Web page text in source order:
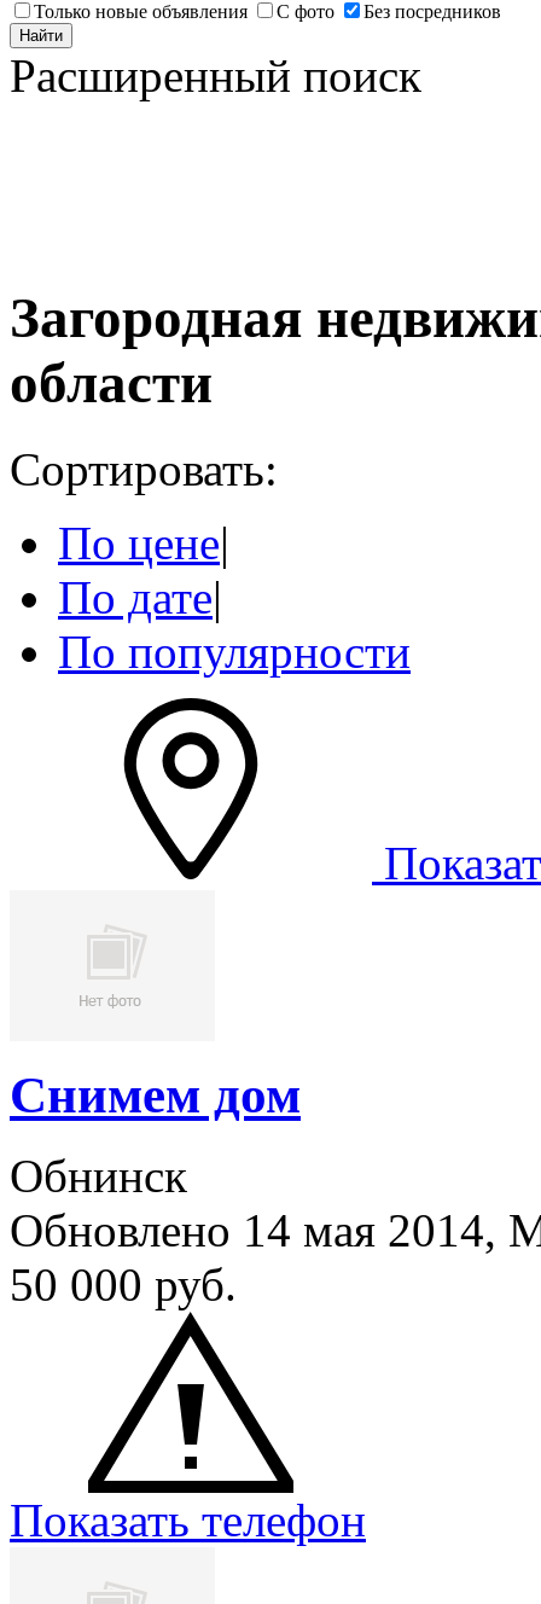
Только новые объявления
С фото Без посредников
Найти
Расширенный поиск
Загородная
области
Сортировать:
По цене|
По дате|
По популярности
Снимем дом
Обнинск
Обновлено 14 мая
50 000 руб.
Показать телефон